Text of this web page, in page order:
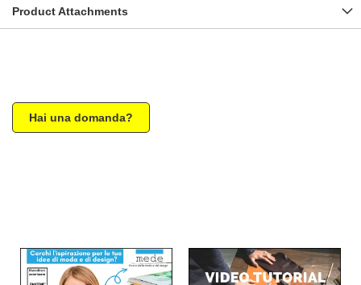
Product Attachments
Hai una domanda?